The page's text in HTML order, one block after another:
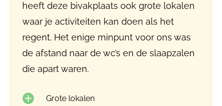
heeft deze bivakplaats ook grote lokalen
waar je activiteiten kan doen als het
regent. Het enige minpunt voor ons was
de afstand naar de wc’s en de slaapzalen
die apart waren.
Grote lokalen